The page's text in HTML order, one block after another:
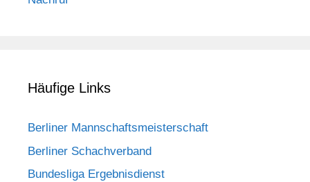
Häufige Links
Berliner Mannschaftsmeisterschaft
Berliner Schachverband
Bundesliga Ergebnisdienst